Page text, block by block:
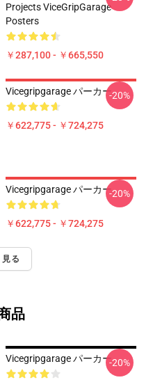
Projects ViceGripGarage
Posters
￥287,100 - ￥665,550
Vicegripgarage パーカー
￥622,775 - ￥724,275
-20%
Vicegripgarage パーカー
￥622,775 - ￥724,275
-20%
る
品
Vicegripgarage パーカー-20%